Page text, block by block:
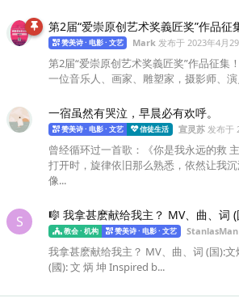
第2届“爱崇原创艺术奖義匠奖”作品征
赞美诗 · 电影 · 文艺 Mark 发布于 2023年4月
第2届“爱崇原创艺术奖義匠奖”作品征集
一位音乐人、画家、雕塑家，摄影师、
一宿虽然有哭泣，早晨必有欢呼。
赞美诗 · 电影 · 文艺 信徒生活 宣灵苏发布于
曾经循环过一首歌：《你是我永远的救
打开时，旋律依旧那么熟悉，依然让我
像...
S 🎼 我拿甚麽献给我主？ MV、曲、词
教会 · 机构 赞美诗 · 电影 · 文艺 StanlasMan
我拿甚麽献给我主？ MV、曲、词 (国):文
(國): 文 炳 坤 Inspired b...